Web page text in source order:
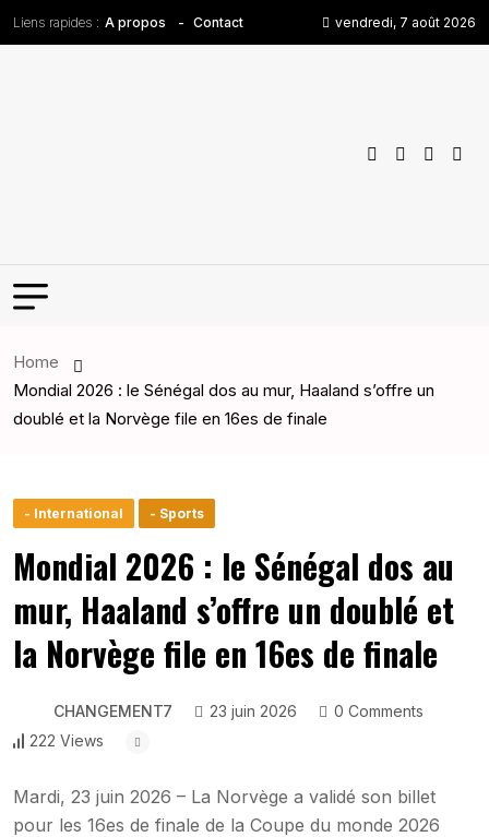
Liens rapides : A propos Contact vendredi, 7 août 2026
Home
Mondial 2026 : le Sénégal dos au mur, Haaland s’offre un
doublé et la Norvège file en 16es de finale
- International - Sports
Mondial 2026 : le Sénégal dos au
mur, Haaland s’offre un doublé et
la Norvège file en 16es de finale
CHANGEMENT7 23 juin 2026
0 Comments
222 Views
Mardi, 23 juin 2026 – La Norvège a validé son billet
pour les 16es de finale de la Coupe du monde 2026